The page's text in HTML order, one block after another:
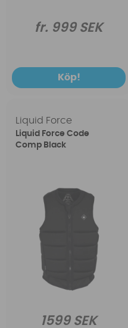
fr. 999 SEK
Köp!
Liquid Force
Liquid Force Code
Comp Black
1599 SEK